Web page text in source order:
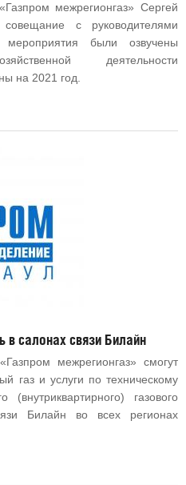
межрегионгаз» Сергей
с руководителями
были озвучены
деятельности
на 2021 год.
в салонах связи Билайн
межрегионгаз» смогут
газ и услуги по техническому
(внутриквартирного) газового
Билайн во всех регионах